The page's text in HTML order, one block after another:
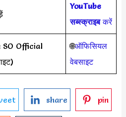
YouTube
सब्स्क्राइबकरें
Official
🌐ऑफिसियल
वेबसाइट
share pin